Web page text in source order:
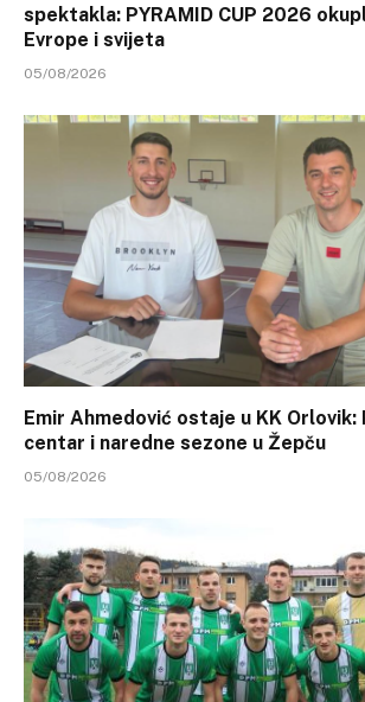
spektakla: PYRAMID CUP 2026
Evrope i svijeta
05/08/2026
Emir Ahmedović ostaje u KK Orlovik:
centar i naredne sezone u Žepču
05/08/2026